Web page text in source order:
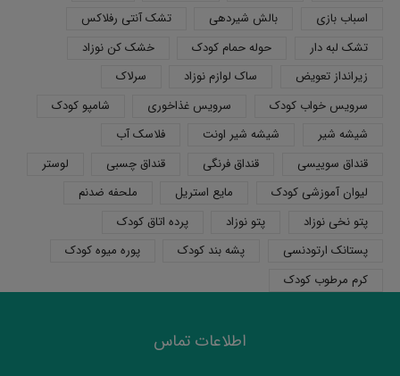
اسباب بازی
بالش شیردهی
تشک آنتی رفلاکس
تشک لبه دار
حوله حمام کودک
خشک کن نوزاد
زیرانداز تعویض
ساک لوازم نوزاد
سرلاک
سرویس خواب کودک
سرویس غذاخوری
شامپو کودک
شیشه شیر
شیشه شیر اونت
فلاسک آب
قنداق سوییسی
قنداق فرنگی قنداق چسبی
لوستر
لیوان آموزشی کودک
مایع استریل
ملحفه ضدنم
پتو نخی نوزاد
پتو نوزاد
پرده اتاق کودک
پستانک ارتودنسی
پشه بند کودک
پوره میوه کودک
کرم مرطوب کودک
اطلاعات تماس